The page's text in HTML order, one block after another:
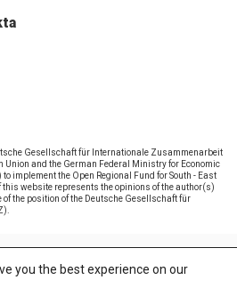
Gesellschaft für Internationale Zusammenarbeit
Union and the German Federal Ministry for Economic
implement the Open Regional Fund for South - East
this website represents the opinions of the author(s)
the position of the Deutsche Gesellschaft für
you the best experience on our